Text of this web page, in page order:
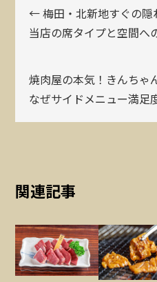
← 梅田・北新地すぐの隠
当店の席タイプと空間へ
焼肉屋の本気！きんちゃ
なぜサイドメニュー満
関連記事